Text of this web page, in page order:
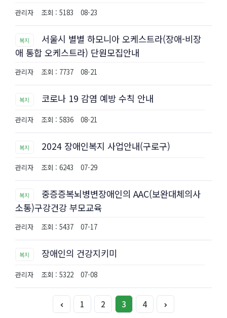
관리자 조회 : 5183 08-23
복지
서울시 별별 하모니아 오케스트라(장애-비장
애 통합 오케스트라) 단원모집안내
관리자 조회 : 7737 08-21
복지 코로나 19 감염 예방 수칙 안내
관리자 조회 : 5836 08-21
복지 2024 장애인복지 사업안내(구로구)
관리자 조회 : 6243 07-29
복지
중증증복뇌병변장애인의 AAC(보완대체의사
소통)구강건강 부모교육
관리자 조회 : 5437 07-17
복지 장애인의 건강지키미
관리자 조회 : 5322 07-08
1 2 3 4